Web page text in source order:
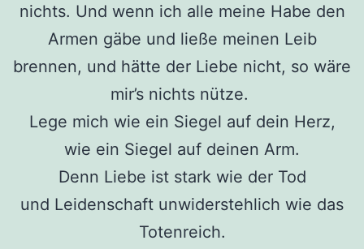
nichts. Und wenn ich alle meine Habe den
Armen gäbe und ließe meinen Leib
brennen, und hätte der Liebe nicht, so wäre
mir’s nichts nütze.
Lege mich wie ein Siegel auf dein Herz,
wie ein Siegel auf deinen Arm.
Denn Liebe ist stark wie der Tod
und Leidenschaft unwiderstehlich wie das
Totenreich.